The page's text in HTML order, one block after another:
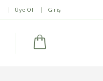
Üye Ol Giriş